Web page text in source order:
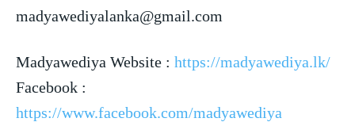
madyawediyalanka@gmail.com
Madyawediya Website : https://madyawediya.lk/
Facebook :
https://www.facebook.com/madyawediya